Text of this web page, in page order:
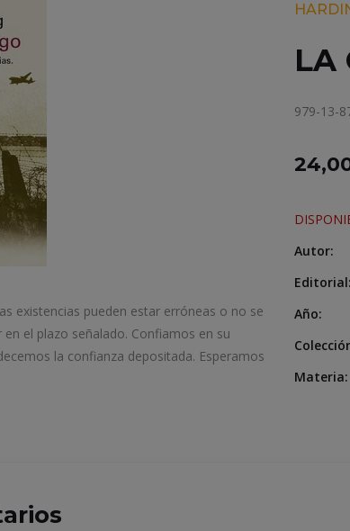
existencias pueden estar erróneas o no se
el plazo señalado. Confiamos en su
la confianza depositada. Esperamos
LA
979-13-
Autor:
Editorial:
Año:
Materia: